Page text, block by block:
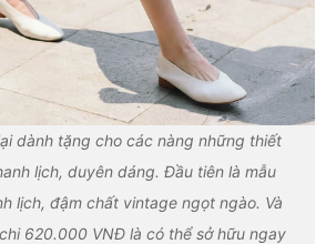
dành tặng cho các nàng những thiết
lịch, duyên dáng. Đầu tiên là mẫu
lịch, đậm chất vintage ngọt ngào. Và
620.000 VNĐ là có thể sở hữu ngay